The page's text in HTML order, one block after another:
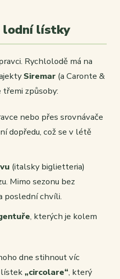
lodní lístky
Rychlolodě má na
Siremar (a Caronte &
způsoby:
nebo přes srovnávače
dopředu, což se v létě
(italskybiglietteria)
Mimo sezonu bez
poslední chvíli.
, kterých je kolem
dne stihnout víc
lístek „circolare“, který